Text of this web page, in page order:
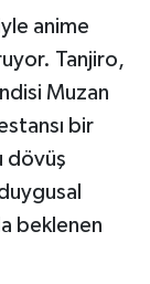
anime
Tanjiro,
Muzan
bir
dövüş
beklenen